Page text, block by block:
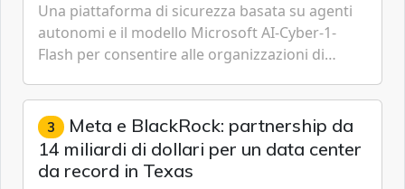
Una piattaforma di sicurezza basata su agenti
autonomi e il modello Microsoft AI-Cyber-1-
Flash per consentire alle organizzazioni di
gestione continua del rischio.
3 Meta e BlackRock: partnership da
14 miliardi di dollari per un data center
da record in Texas